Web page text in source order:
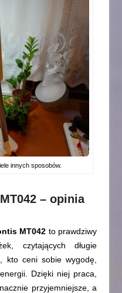
innych sposobów.
– opinia
MT042 to prawdziwy
czytających długie
kto ceni sobie wygodę,
Dzięki niej praca,
przyjemniejsze, a